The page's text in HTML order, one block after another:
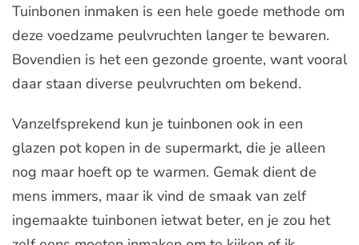
Tuinbonen inmaken is een hele goede methode om
deze voedzame peulvruchten langer te bewaren.
Bovendien is het een gezonde groente, want vooral
daar staan diverse peulvruchten om bekend.
Vanzelfsprekend kun je tuinbonen ook in een
glazen pot kopen in de supermarkt, die je alleen
nog maar hoeft op te warmen. Gemak dient de
mens immers, maar ik vind de smaak van zelf
ingemaakte tuinbonen ietwat beter, en je zou het